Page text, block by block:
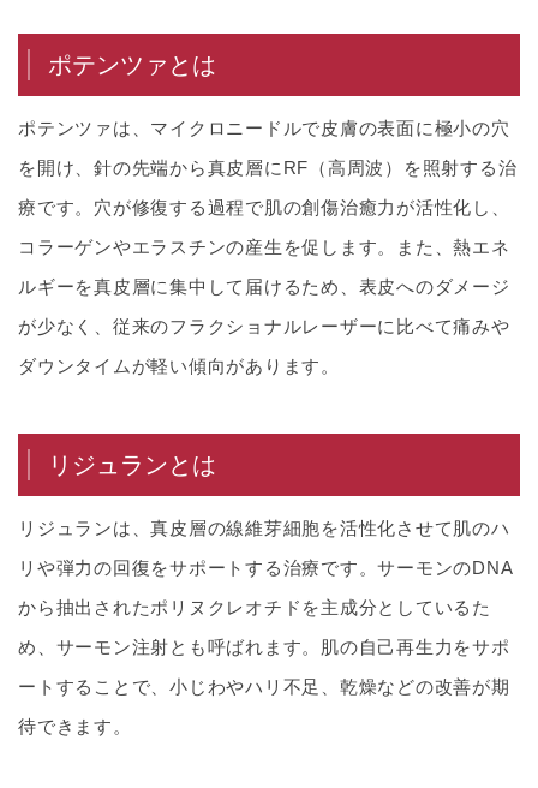
ポテンツァとは
ポテンツァは、マイクロニードルで皮膚の表面に極小の穴
を開け、針の先端から真皮層にRF（高周波）を照射する治
療です。穴が修復する過程で肌の創傷治癒力が活性化し、
コラーゲンやエラスチンの産生を促します。また、熱エネ
ルギーを真皮層に集中して届けるため、表皮へのダメージ
が少なく、従来のフラクショナルレーザーに比べて痛みや
ダウンタイムが軽い傾向があります。
リジュランとは
リジュランは、真皮層の線維芽細胞を活性化させて肌のハ
リや弾力の回復をサポートする治療です。サーモンのDNA
から抽出されたポリヌクレオチドを主成分としているた
め、サーモン注射とも呼ばれます。肌の自己再生力をサポ
ートすることで、小じわやハリ不足、乾燥などの改善が期
待できます。